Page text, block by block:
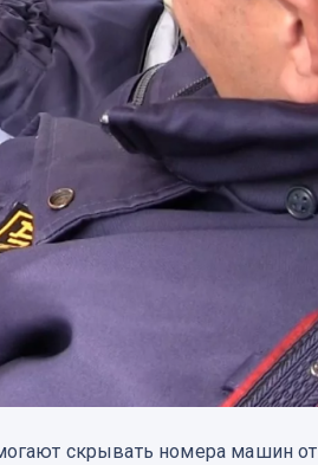
скрывать номера машин